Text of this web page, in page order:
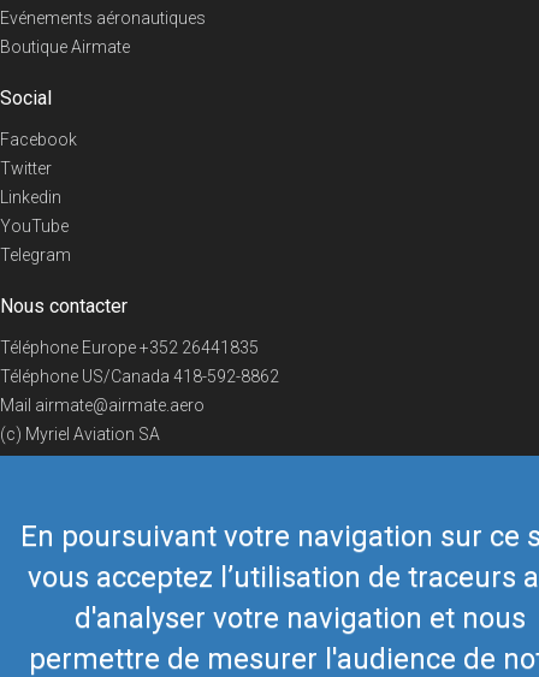
En poursuivant votre navigation sur ce
vous acceptez l’utilisation de traceurs
d'analyser votre navigation et nous
permettre de mesurer l'audience de
Evénements aéronautiques
Boutique Airmate
Social
Facebook
Twitter
Linkedin
YouTube
Telegram
Nous contacter
Téléphone Europe+352 26441835
Téléphone US/Canada 418-592-8862
Mail airmate@airmate.aero
(c) Myriel Aviation SA
© 2019 Airmate -Conditions d'utilisation- Vie privée Back to top